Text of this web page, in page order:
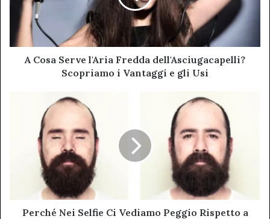
dell'Asciugacapelli?
Scopriamo
Vantaggi
A Cosa Serve l'Aria Fredda dell'Asciugacapelli?
Scopriamo i Vantaggi e gli Usi
Vediamo
Rispetto
Perché Nei Selfie Ci Vediamo Peggio Rispetto a